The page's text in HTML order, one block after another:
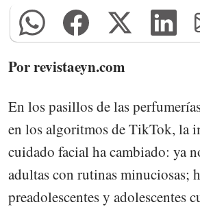
Por revistaeyn.com
En los pasillos de las
en los algoritmos de TikTok, la
cuidado facial ha cambiado: ya
adultas con rutinas minuciosas;
preadolescentes y adolescentes